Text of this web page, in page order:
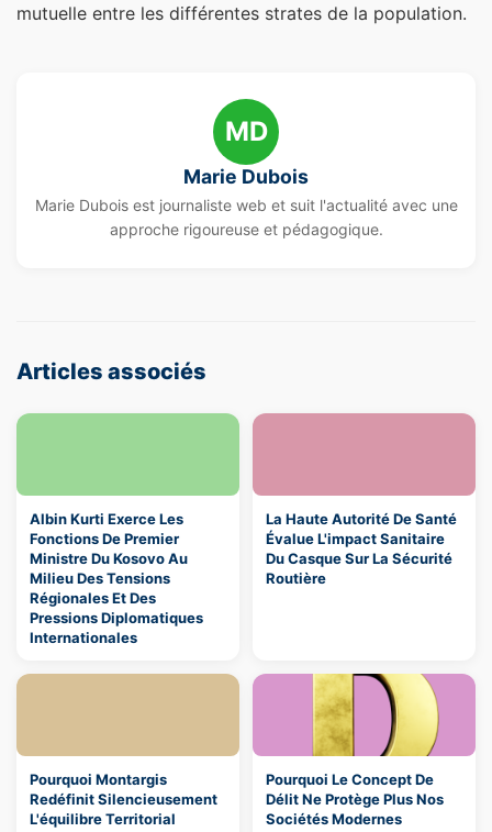
mutuelle entre les différentes strates de la population.
MD
Marie Dubois
Marie Dubois est journaliste web et suit l'actualité avec une
approche rigoureuse et pédagogique.
Articles associés
Albin Kurti Exerce Les
Fonctions De Premier
Ministre Du Kosovo Au
Milieu Des Tensions
Régionales Et Des
Pressions Diplomatiques
Internationales
La Haute Autorité De Santé
Évalue L'impact Sanitaire
Du Casque Sur La Sécurité
Routière
Pourquoi Montargis
Redéfinit Silencieusement
L'équilibre Territorial
Pourquoi Le Concept De
Délit Ne Protège Plus Nos
Sociétés Modernes